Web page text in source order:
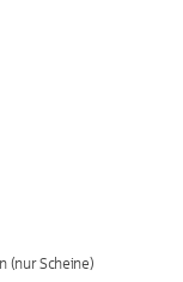
(nur Scheine)